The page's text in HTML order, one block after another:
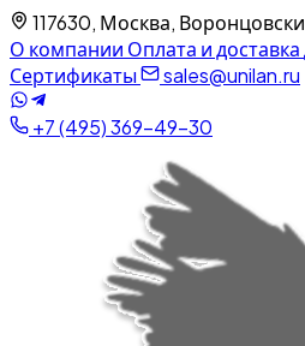
117630, Москва,
О компании Оплата и доставка
Сертификаты
sales@unilan.ru
+7 (495) 369-49-30